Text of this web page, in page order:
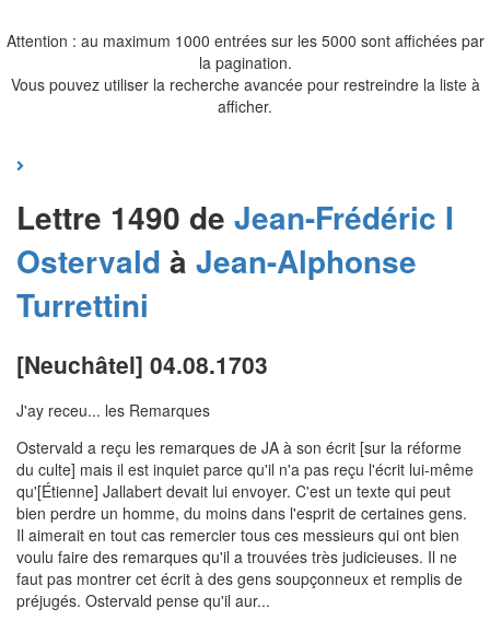
Attention : au maximum 1000 entrées sur les 5000 sont affichées par
la pagination.
Vous pouvez utiliser la recherche avancée pour restreindre la liste à
afficher.
Lettre 1490 de Jean-Frédéric I
Ostervald à Jean-Alphonse
Turrettini
[Neuchâtel] 04.08.1703
J'ay receu... les Remarques
Ostervald a reçu les remarques de JA à son écrit [sur la réforme
du culte] mais il est inquiet parce qu'il n'a pas reçu l'écrit lui-même
qu'[Étienne] Jallabert devait lui envoyer. C'est un texte qui peut
bien perdre un homme, du moins dans l'esprit de certaines gens.
Il aimerait en tout cas remercier tous ces messieurs qui ont bien
voulu faire des remarques qu'il a trouvées très judicieuses. Il ne
faut pas montrer cet écrit à des gens soupçonneux et remplis de
préjugés. Ostervald pense qu'il aur...